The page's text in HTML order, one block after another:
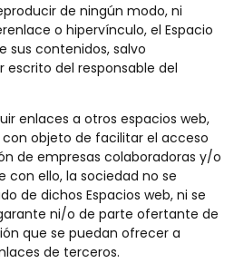
de ningún modo, ni
o hipervínculo, el Espacio
sus contenidos, salvo
escrito del responsable del
enlaces a otros espacios web,
objeto de facilitar el acceso
de empresas colaboradoras y/o
ello, la sociedad no se
de dichos Espacios web, ni se
ni/o de parte ofertante de
que se puedan ofrecer a
de terceros.